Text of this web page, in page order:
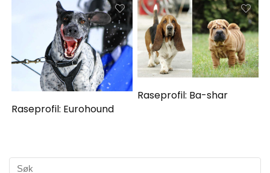
Raseprofil: Eurohound
Raseprofil: Ba-shar